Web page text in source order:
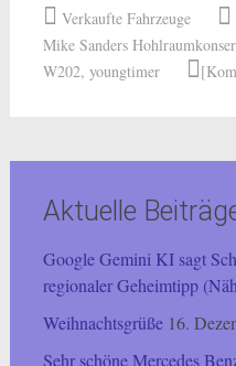
Verkaufte Fahrzeuge
Mike Sanders
W202, youngtimer
Aktuelle
Google Gemini KI sagt
regionaler Geheimtipp
Weihnachtsgrüße 16.
Sehr schöne Mercedes